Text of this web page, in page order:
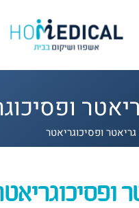
גריאטר ופסיכוגריאטר